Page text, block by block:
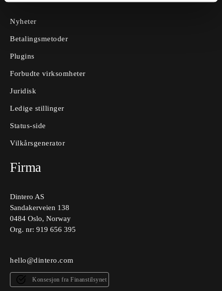
Nyheter
Betalingsmetoder
Plugins
Forbudte virksomheter
Juridisk
Ledige stillinger
Status-side
Vilkårsgenerator
Firma
Dintero AS
Sandakerveien 138
0484 Oslo, Norway
Org. nr: 919 656 395
hello@dintero.com
Konsesjon fra Finanstilsynet